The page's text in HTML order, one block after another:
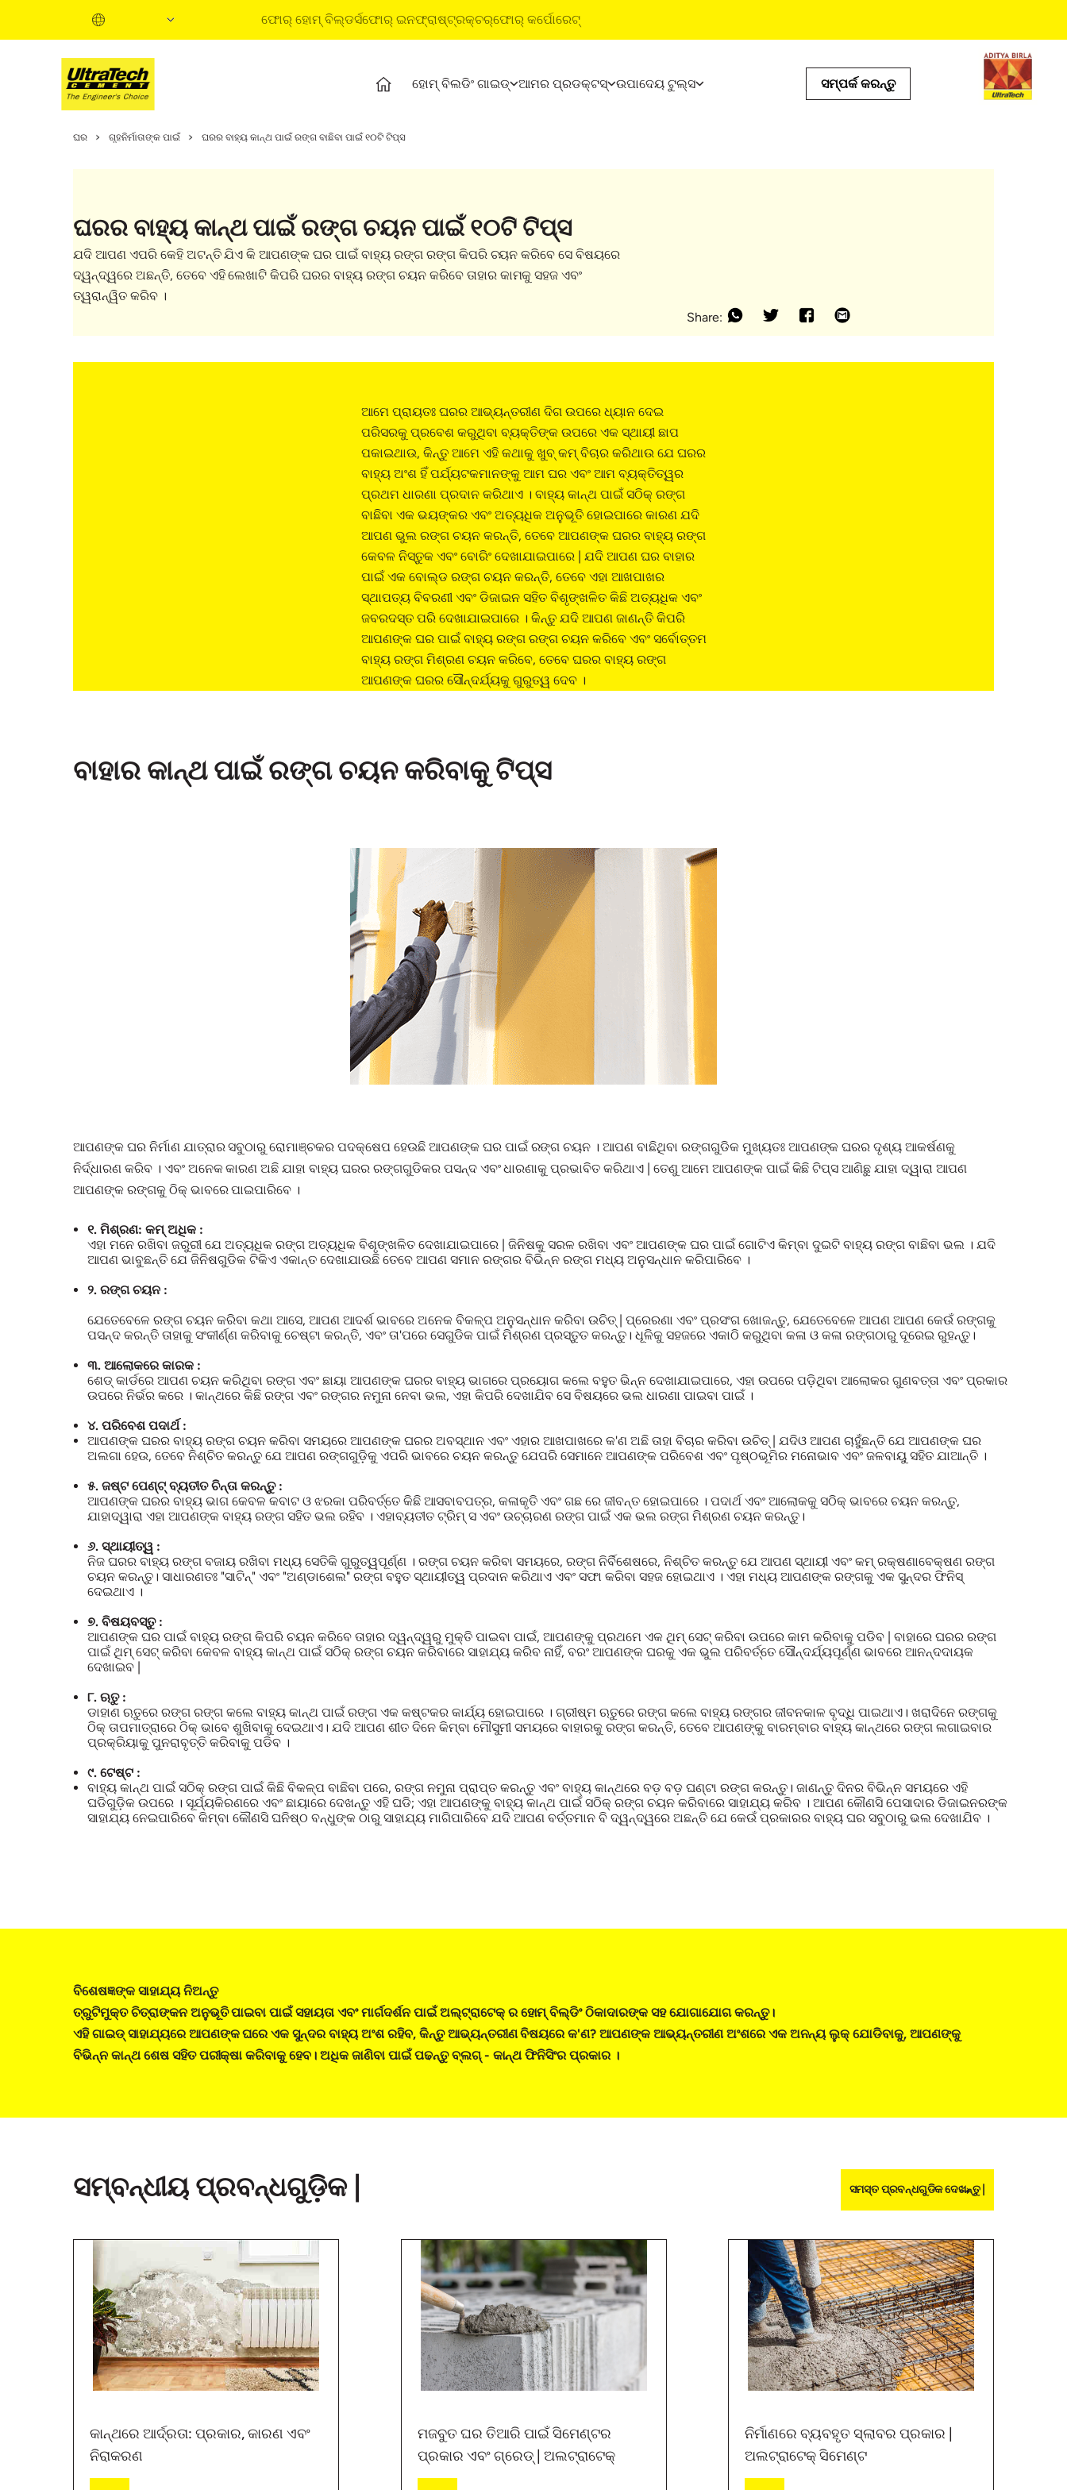
ଫୋର୍ ହୋମ୍ ବିଲ୍ଡର୍ସଫୋର୍ ଇନଫ୍ରାଷ୍ଟ୍ରକ୍ଚର୍ଫୋର୍ କର୍ପୋରେଟ୍
ହୋମ୍ ବିଲଡିଂ ଗାଇଡ୍ ଆମର ପ୍ରଡକ୍ଟସ୍ ଉପାଦେୟ ଟୁଲ୍ସ
ବାୟ ସଲ୍ୟୁସନ୍ସ
ହୋମ୍ ବିଲଡିଂ ବେସିକ୍ସ
ଅଲ୍‌‌ଟ୍ରାଟେକ୍ ବିଲଡିଂ ସଲ୍ୟୁସନ୍ସ
ସମ୍ପର୍କ କରନ୍ତୁ
ଘର ଗୃହନିର୍ମାତାଙ୍କ ପାଇଁ ଘରର ବାହ୍ୟ କାନ୍ଥ ପାଇଁ ରଙ୍ଗ ବାଛିବା ପାଇଁ ୧୦ଟି ଟିପ୍ସ
ଘରର ବାହ୍ୟ କାନ୍ଥ ପାଇଁ ରଙ୍ଗ ଚୟନ ପାଇଁ ୧୦ଟି ଟିପ୍ସ
ଯଦି ଆପଣ ଏପରି କେହି ଅଟନ୍ତି ଯିଏ କି ଆପଣଙ୍କ ଘର ପାଇଁ ବାହ୍ୟ ରଙ୍ଗ ରଙ୍ଗ କିପରି ଚୟନ କରିବେ ସେ ବିଷୟରେ
ଦ୍ୱନ୍ଦ୍ୱରେ ଅଛନ୍ତି, ତେବେ ଏହି ଲେଖାଟି କିପରି ଘରର ବାହ୍ୟ ରଙ୍ଗ ଚୟନ କରିବେ ତାହାର କାମକୁ ସହଜ ଏବଂ
ତ୍ୱରାନ୍ୱିତ କରିବ ।
Share:
ଆମେ ପ୍ରାୟତଃ ଘରର ଆଭ୍ୟନ୍ତରୀଣ ଦିଗ ଉପରେ ଧ୍ୟାନ ଦେଇ
ପରିସରକୁ ପ୍ରବେଶ କରୁଥିବା ବ୍ୟକ୍ତିଙ୍କ ଉପରେ ଏକ ସ୍ଥାୟୀ ଛାପ
ପକାଇଥାଉ, କିନ୍ତୁ ଆମେ ଏହି କଥାକୁ ଖୁବ୍ କମ୍ ବିଚାର କରିଥାଉ ଯେ ଘରର
ବାହ୍ୟ ଅଂଶ ହିଁ ପର୍ଯ୍ୟଟକମାନଙ୍କୁ ଆମ ଘର ଏବଂ ଆମ ବ୍ୟକ୍ତିତ୍ୱର
ପ୍ରଥମ ଧାରଣା ପ୍ରଦାନ କରିଥାଏ । ବାହ୍ୟ କାନ୍ଥ ପାଇଁ ସଠିକ୍ ରଙ୍ଗ
ବାଛିବା ଏକ ଭୟଙ୍କର ଏବଂ ଅତ୍ୟଧିକ ଅନୁଭୂତି ହୋଇପାରେ କାରଣ ଯଦି
ଆପଣ ଭୁଲ ରଙ୍ଗ ଚୟନ କରନ୍ତି, ତେବେ ଆପଣଙ୍କ ଘରର ବାହ୍ୟ ରଙ୍ଗ
କେବଳ ନିସ୍ତୁକ ଏବଂ ବୋରିଂ ଦେଖାଯାଇପାରେ | ଯଦି ଆପଣ ଘର ବାହାର
ପାଇଁ ଏକ ବୋଲ୍ଡ ରଙ୍ଗ ଚୟନ କରନ୍ତି, ତେବେ ଏହା ଆଖପାଖର
ସ୍ଥାପତ୍ୟ ବିବରଣୀ ଏବଂ ଡିଜାଇନ ସହିତ ବିଶୃଙ୍ଖଳିତ କିଛି ଅତ୍ୟଧିକ ଏବଂ
ଜବରଦସ୍ତ ପରି ଦେଖାଯାଇପାରେ । କିନ୍ତୁ ଯଦି ଆପଣ ଜାଣନ୍ତି କିପରି
ଆପଣଙ୍କ ଘର ପାଇଁ ବାହ୍ୟ ରଙ୍ଗ ରଙ୍ଗ ଚୟନ କରିବେ ଏବଂ ସର୍ବୋତ୍ତମ
ବାହ୍ୟ ରଙ୍ଗ ମିଶ୍ରଣ ଚୟନ କରିବେ, ତେବେ ଘରର ବାହ୍ୟ ରଙ୍ଗ
ଆପଣଙ୍କ ଘରର ସୌନ୍ଦର୍ଯ୍ୟକୁ ଗୁରୁତ୍ୱ ଦେବ ।
ବାହାର କାନ୍ଥ ପାଇଁ ରଙ୍ଗ ଚୟନ କରିବାକୁ ଟିପ୍ସ
ଆପଣଙ୍କ ଘର ନିର୍ମାଣ ଯାତ୍ରାର ସବୁଠାରୁ ରୋମାଞ୍ଚକର ପଦକ୍ଷେପ ହେଉଛି ଆପଣଙ୍କ ଘର ପାଇଁ ରଙ୍ଗ ଚୟନ । ଆପଣ ବାଛିଥିବା ରଙ୍ଗଗୁଡିକ ମୁଖ୍ୟତଃ ଆପଣଙ୍କ ଘରର ଦୃଶ୍ୟ ଆକର୍ଷଣକୁ
ନିର୍ଦ୍ଧାରଣ କରିବ । ଏବଂ ଅନେକ କାରଣ ଅଛି ଯାହା ବାହ୍ୟ ଘରର ରଙ୍ଗଗୁଡିକର ପସନ୍ଦ ଏବଂ ଧାରଣାକୁ ପ୍ରଭାବିତ କରିଥାଏ | ତେଣୁ ଆମେ ଆପଣଙ୍କ ପାଇଁ କିଛି ଟିପ୍ସ ଆଣିଛୁ ଯାହା ଦ୍ୱାରା ଆପଣ
ଆପଣଙ୍କ ରଙ୍ଗକୁ ଠିକ୍ ଭାବରେ ପାଇପାରିବେ ।
୧. ମିଶ୍ରଣ: କମ୍ ଅଧିକ :
ଏହା ମନେ ରଖିବା ଜରୁରୀ ଯେ ଅତ୍ୟଧିକ ରଙ୍ଗ ଅତ୍ୟଧିକ ବିଶୃଙ୍ଖଳିତ ଦେଖାଯାଇପାରେ | ଜିନିଷକୁ ସରଳ ରଖିବା ଏବଂ ଆପଣଙ୍କ ଘର ପାଇଁ ଗୋଟିଏ କିମ୍ବା ଦୁଇଟି ବାହ୍ୟ ରଙ୍ଗ ବାଛିବା ଭଲ । ଯଦି
ଆପଣ ଭାବୁଛନ୍ତି ଯେ ଜିନିଷଗୁଡିକ ଟିକିଏ ଏକାନ୍ତ ଦେଖାଯାଉଛି ତେବେ ଆପଣ ସମାନ ରଙ୍ଗର ବିଭିନ୍ନ ରଙ୍ଗ ମଧ୍ୟ ଅନୁସନ୍ଧାନ କରିପାରିବେ ।
୨. ରଙ୍ଗ ଚୟନ :
ଯେତେବେଳେ ରଙ୍ଗ ଚୟନ କରିବା କଥା ଆସେ, ଆପଣ ଆଦର୍ଶ ଭାବରେ ଅନେକ ବିକଳ୍ପ ଅନୁସନ୍ଧାନ କରିବା ଉଚିତ୍ | ପ୍ରେରଣା ଏବଂ ପ୍ରସଂଗ ଖୋଜନ୍ତୁ, ଯେତେବେଳେ ଆପଣ ଆପଣ କେଉଁ ରଙ୍ଗକୁ
ପସନ୍ଦ କରନ୍ତି ତାହାକୁ ସଂକୀର୍ଣ୍ଣ କରିବାକୁ ଚେଷ୍ଟା କରନ୍ତି, ଏବଂ ତା'ପରେ ସେଗୁଡିକ ପାଇଁ ମିଶ୍ରଣ ପ୍ରସ୍ତୁତ କରନ୍ତୁ। ଧୂଳିକୁ ସହଜରେ ଏକାଠି କରୁଥିବା କଳା ଓ କଳା ରଙ୍ଗଠାରୁ ଦୂରେଇ ରୁହନ୍ତୁ।
୩. ଆଲୋକରେ କାରକ :
ଶେଡ୍ କାର୍ଡରେ ଆପଣ ଚୟନ କରିଥିବା ରଙ୍ଗ ଏବଂ ଛାୟା ଆପଣଙ୍କ ଘରର ବାହ୍ୟ ଭାଗରେ ପ୍ରୟୋଗ କଲେ ବହୁତ ଭିନ୍ନ ଦେଖାଯାଇପାରେ, ଏହା ଉପରେ ପଡ଼ିଥିବା ଆଲୋକର ଗୁଣବତ୍ତା ଏବଂ ପ୍ରକାର
ଉପରେ ନିର୍ଭର କରେ । କାନ୍ଥରେ କିଛି ରଙ୍ଗ ଏବଂ ରଙ୍ଗର ନମୁନା ନେବା ଭଲ, ଏହା କିପରି ଦେଖାଯିବ ସେ ବିଷୟରେ ଭଲ ଧାରଣା ପାଇବା ପାଇଁ ।
୪. ପରିବେଶ ପଦାର୍ଥ :
ଆପଣଙ୍କ ଘରର ବାହ୍ୟ ରଙ୍ଗ ଚୟନ କରିବା ସମୟରେ ଆପଣଙ୍କ ଘରର ଅବସ୍ଥାନ ଏବଂ ଏହାର ଆଖପାଖରେ କ'ଣ ଅଛି ତାହା ବିଚାର କରିବା ଉଚିତ୍ | ଯଦିଓ ଆପଣ ଚାହୁଁଛନ୍ତି ଯେ ଆପଣଙ୍କ ଘର
ଅଲଗା ହେଉ, ତେବେ ନିଶ୍ଚିତ କରନ୍ତୁ ଯେ ଆପଣ ରଙ୍ଗଗୁଡ଼ିକୁ ଏପରି ଭାବରେ ଚୟନ କରନ୍ତୁ ଯେପରି ସେମାନେ ଆପଣଙ୍କ ପରିବେଶ ଏବଂ ପୃଷ୍ଠଭୂମିର ମନୋଭାବ ଏବଂ ଜଳବାୟୁ ସହିତ ଯାଆନ୍ତି ।
୫. ଜଷ୍ଟ ପେଣ୍ଟ୍ ବ୍ୟତୀତ ଚିନ୍ତା କରନ୍ତୁ :
ଆପଣଙ୍କ ଘରର ବାହ୍ୟ ଭାଗ କେବଳ କବାଟ ଓ ଝରକା ପରିବର୍ତ୍ତେ କିଛି ଆସବାବପତ୍ର, କଳାକୃତି ଏବଂ ଗଛ ରେ ଜୀବନ୍ତ ହୋଇପାରେ । ପଦାର୍ଥ ଏବଂ ଆଲୋକକୁ ସଠିକ୍ ଭାବରେ ଚୟନ କରନ୍ତୁ,
ଯାହାଦ୍ୱାରା ଏହା ଆପଣଙ୍କ ବାହ୍ୟ ରଙ୍ଗ ସହିତ ଭଲ ରହିବ । ଏହାବ୍ୟତୀତ ଟ୍ରିମ୍ ସ ଏବଂ ଉଚ୍ଚାରଣ ରଙ୍ଗ ପାଇଁ ଏକ ଭଲ ରଙ୍ଗ ମିଶ୍ରଣ ଚୟନ କରନ୍ତୁ।
୬. ସ୍ଥାୟୀତ୍ୱ :
ନିଜ ଘରର ବାହ୍ୟ ରଙ୍ଗ ବଜାୟ ରଖିବା ମଧ୍ୟ ସେତିକି ଗୁରୁତ୍ୱପୂର୍ଣ୍ଣ । ରଙ୍ଗ ଚୟନ କରିବା ସମୟରେ, ରଙ୍ଗ ନିର୍ବିଶେଷରେ, ନିଶ୍ଚିତ କରନ୍ତୁ ଯେ ଆପଣ ସ୍ଥାୟୀ ଏବଂ କମ୍ ରକ୍ଷଣାବେକ୍ଷଣ ରଙ୍ଗ
ଚୟନ କରନ୍ତୁ। ସାଧାରଣତଃ "ସାଟିନ୍" ଏବଂ "ଅଣ୍ଡାଶେଲ" ରଙ୍ଗ ବହୁତ ସ୍ଥାୟୀତ୍ୱ ପ୍ରଦାନ କରିଥାଏ ଏବଂ ସଫା କରିବା ସହଜ ହୋଇଥାଏ । ଏହା ମଧ୍ୟ ଆପଣଙ୍କ ରଙ୍ଗକୁ ଏକ ସୁନ୍ଦର ଫିନିସ୍
ଦେଇଥାଏ ।
୭. ବିଷୟବସ୍ତୁ :
ଆପଣଙ୍କ ଘର ପାଇଁ ବାହ୍ୟ ରଙ୍ଗ କିପରି ଚୟନ କରିବେ ତାହାର ଦ୍ୱନ୍ଦ୍ୱରୁ ମୁକ୍ତି ପାଇବା ପାଇଁ, ଆପଣଙ୍କୁ ପ୍ରଥମେ ଏକ ଥିମ୍ ସେଟ୍ କରିବା ଉପରେ କାମ କରିବାକୁ ପଡିବ | ବାହାରେ ଘରର ରଙ୍ଗ
ପାଇଁ ଥିମ୍ ସେଟ୍ କରିବା କେବଳ ବାହ୍ୟ କାନ୍ଥ ପାଇଁ ସଠିକ୍ ରଙ୍ଗ ଚୟନ କରିବାରେ ସାହାଯ୍ୟ କରିବ ନାହିଁ, ବରଂ ଆପଣଙ୍କ ଘରକୁ ଏକ ଭୁଲ ପରିବର୍ତ୍ତେ ସୌନ୍ଦର୍ଯ୍ୟପୂର୍ଣ୍ଣ ଭାବରେ ଆନନ୍ଦଦାୟକ
ଦେଖାଇବ |
୮. ଋତୁ :
ଡାହାଣ ଋତୁରେ ରଙ୍ଗ ରଙ୍ଗ କଲେ ବାହ୍ୟ କାନ୍ଥ ପାଇଁ ରଙ୍ଗ ଏକ କଷ୍ଟକର କାର୍ଯ୍ୟ ହୋଇପାରେ । ଗ୍ରୀଷ୍ମ ଋତୁରେ ରଙ୍ଗ କଲେ ବାହ୍ୟ ରଙ୍ଗର ଜୀବନକାଳ ବୃଦ୍ଧି ପାଇଥାଏ। ଖରାଦିନେ ରଙ୍ଗକୁ
ଠିକ୍ ତାପମାତ୍ରାରେ ଠିକ୍ ଭାବେ ଶୁଖିବାକୁ ଦେଇଥାଏ। ଯଦି ଆପଣ ଶୀତ ଦିନେ କିମ୍ବା ମୌସୁମୀ ସମୟରେ ବାହାରକୁ ରଙ୍ଗ କରନ୍ତି, ତେବେ ଆପଣଙ୍କୁ ବାରମ୍ବାର ବାହ୍ୟ କାନ୍ଥରେ ରଙ୍ଗ ଲଗାଇବାର
ପ୍ରକ୍ରିୟାକୁ ପୁନରାବୃତ୍ତି କରିବାକୁ ପଡିବ ।
୯. ଟେଷ୍ଟ :
ବାହ୍ୟ କାନ୍ଥ ପାଇଁ ସଠିକ୍ ରଙ୍ଗ ପାଇଁ କିଛି ବିକଳ୍ପ ବାଛିବା ପରେ, ରଙ୍ଗ ନମୁନା ପ୍ରାପ୍ତ କରନ୍ତୁ ଏବଂ ବାହ୍ୟ କାନ୍ଥରେ ବଡ଼ ବଡ଼ ଘଣ୍ଟା ରଙ୍ଗ କରନ୍ତୁ। ଜାଣନ୍ତୁ ଦିନର ବିଭିନ୍ନ ସମୟରେ ଏହି
ଘଡିଗୁଡ଼ିକ ଉପରେ । ସୂର୍ଯ୍ୟକିରଣରେ ଏବଂ ଛାୟାରେ ଦେଖନ୍ତୁ ଏହି ଘଡି; ଏହା ଆପଣଙ୍କୁ ବାହ୍ୟ କାନ୍ଥ ପାଇଁ ସଠିକ୍ ରଙ୍ଗ ଚୟନ କରିବାରେ ସାହାଯ୍ୟ କରିବ । ଆପଣ କୌଣସି ପେସାଦାର ଡିଜାଇନରଙ୍କ
ସାହାଯ୍ୟ ନେଇପାରିବେ କିମ୍ବା କୌଣସି ଘନିଷ୍ଠ ବନ୍ଧୁଙ୍କ ଠାରୁ ସାହାଯ୍ୟ ମାଗିପାରିବେ ଯଦି ଆପଣ ବର୍ତ୍ତମାନ ବି ଦ୍ୱନ୍ଦ୍ୱରେ ଅଛନ୍ତି ଯେ କେଉଁ ପ୍ରକାରର ବାହ୍ୟ ଘର ସବୁଠାରୁ ଭଲ ଦେଖାଯିବ ।
ବିଶେଷଜ୍ଞଙ୍କ ସାହାଯ୍ୟ ନିଅନ୍ତୁ
ତ୍ରୁଟିମୁକ୍ତ ଚିତ୍ରାଙ୍କନ ଅନୁଭୂତି ପାଇବା ପାଇଁ ସହାୟତା ଏବଂ ମାର୍ଗଦର୍ଶନ ପାଇଁ ଅଲ୍ଟ୍ରାଟେକ୍ ର ହୋମ୍ ବିଲ୍ଡିଂ ଠିକାଦାରଙ୍କ ସହ ଯୋଗାଯୋଗ କରନ୍ତୁ।
ଏହି ଗାଇଡ୍ ସାହାଯ୍ୟରେ ଆପଣଙ୍କ ଘରେ ଏକ ସୁନ୍ଦର ବାହ୍ୟ ଅଂଶ ରହିବ, କିନ୍ତୁ ଆଭ୍ୟନ୍ତରୀଣ ବିଷୟରେ କ'ଣ? ଆପଣଙ୍କ ଆଭ୍ୟନ୍ତରୀଣ ଅଂଶରେ ଏକ ଅନନ୍ୟ ଲୁକ୍ ଯୋଡିବାକୁ, ଆପଣଙ୍କୁ
ବିଭିନ୍ନ କାନ୍ଥ ଶେଷ ସହିତ ପରୀକ୍ଷା କରିବାକୁ ହେବ। ଅଧିକ ଜାଣିବା ପାଇଁ ପଢନ୍ତୁ ବ୍ଲଗ୍ - କାନ୍ଥ ଫିନିସିଂର ପ୍ରକାର ।
ସମ୍ବନ୍ଧୀୟ ପ୍ରବନ୍ଧଗୁଡ଼ିକ | ସମସ୍ତ ପ୍ରବନ୍ଧଗୁଡିକ ଦେଖନ୍ତୁ |
କାନ୍ଥରେ ଆର୍ଦ୍ରତା: ପ୍ରକାର, କାରଣ ଏବଂ
ନିରାକରଣ
ମଜବୁତ ଘର ତିଆରି ପାଇଁ ସିମେଣ୍ଟର
ପ୍ରକାର ଏବଂ ଗ୍ରେଡ୍ | ଅଲଟ୍ରାଟେକ୍
ନିର୍ମାଣରେ ବ୍ୟବହୃତ ସ୍ଲାବର ପ୍ରକାର |
ଅଲଟ୍ରାଟେକ୍ ସିମେଣ୍ଟ